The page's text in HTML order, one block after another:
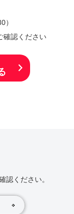
）
確認ください
認ください。